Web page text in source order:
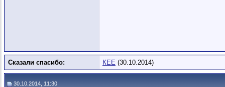
Сказали спасибо: КЕЕ (30.10.2014)
30.10.2014, 11:30